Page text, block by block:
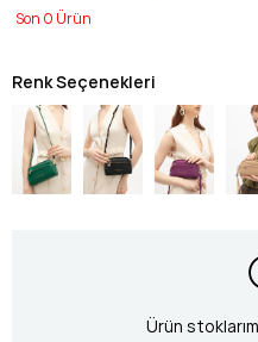
0
Renk Seçenekleri
Ürün